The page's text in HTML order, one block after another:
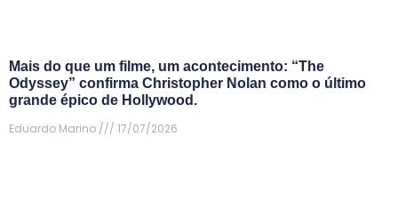
Mais do que um filme, um acontecimento: “The
Odyssey” confirma Christopher Nolan como o último
grande épico de Hollywood.
Eduardo Marino
17/07/2026